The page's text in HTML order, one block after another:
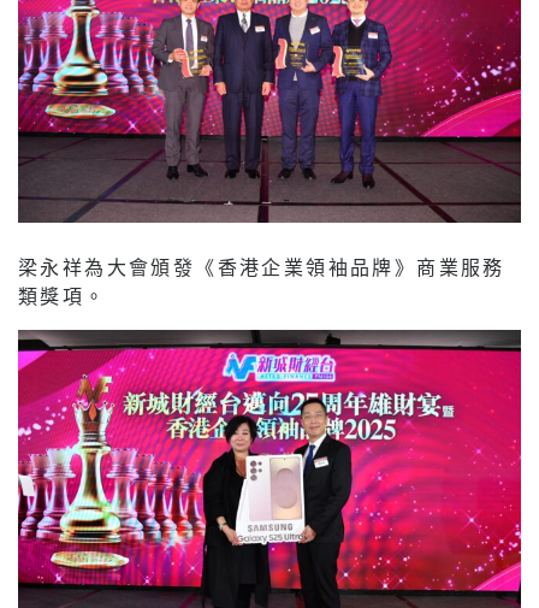
梁永祥為大會頒發《香港企業領袖品牌》商業服務
類獎項。